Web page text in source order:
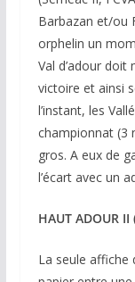
Barbazan et/ou
orphelin un
Val d’adour
victoire et ainsi
l’instant, les
championnat (3
gros. A eux de
l’écart avec un
HAUT ADOUR II
La seule affiche